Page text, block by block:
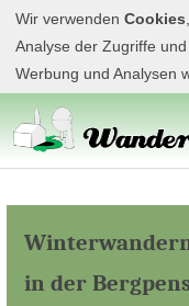
Wir verwenden Cookies
Analyse der Zugriffe
Werbung und Analysen
in der